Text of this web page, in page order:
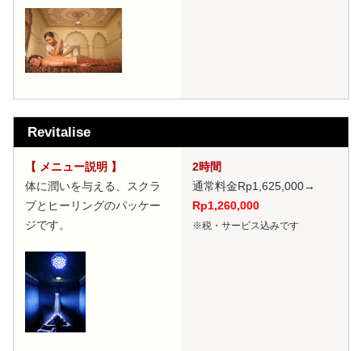
Revitalise
【 メニュー説明 】
体に潤いを与える、スクラ
ブとヒーリングのパッケー
ジです。
2時間
通常料金Rp1,625,000→
Rp1,260,000
※税・サービス込みです